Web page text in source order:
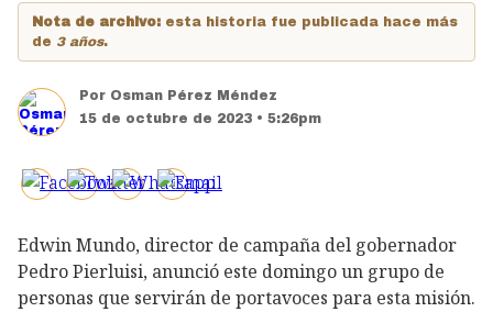
Nota de archivo: esta historia fue publicada hace más
de 3 años.
Por Osman Pérez Méndez
15 de octubre de 2023 • 5:26pm
Edwin Mundo, director de campaña del gobernador
Pedro Pierluisi, anunció este domingo un grupo de
personas que servirán de portavoces para esta misión.